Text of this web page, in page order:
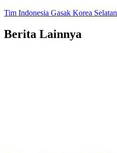
Tim Indonesia Gasak Korea Selatan
Berita Lainnya